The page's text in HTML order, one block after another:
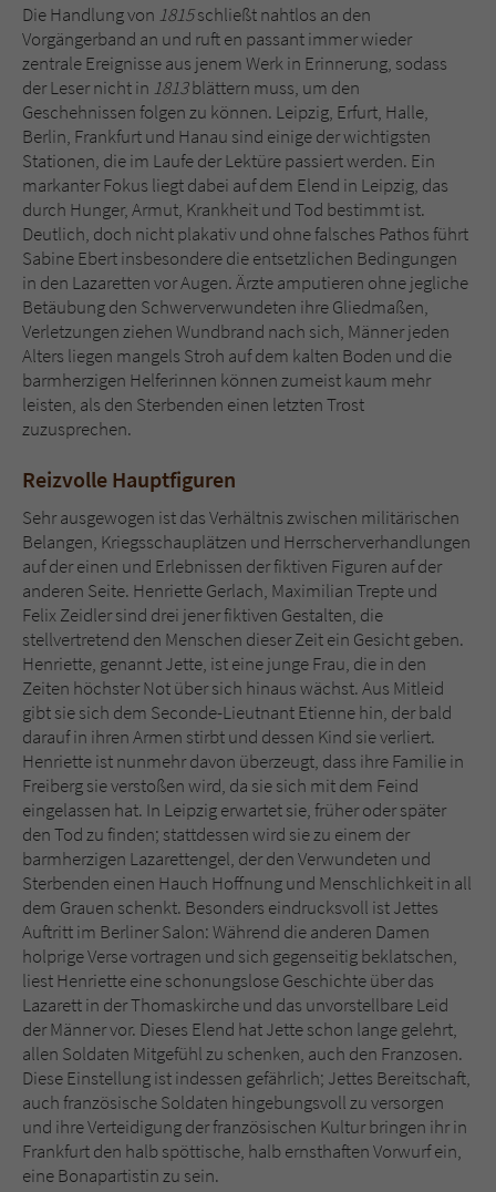
Die Handlung von 1815schließt nahtlos an den
Vorgängerband an und ruft en passant immer wieder
zentrale Ereignisse aus jenem Werk in Erinnerung, sodass
der Leser nicht in 1813blättern muss, um den
Geschehnissen folgen zu können. Leipzig, Erfurt, Halle,
Berlin, Frankfurt und Hanau sind einige der wichtigsten
Stationen, die im Laufe der Lektüre passiert werden. Ein
markanter Fokus liegt dabei auf dem Elend in Leipzig, das
durch Hunger, Armut, Krankheit und Tod bestimmt ist.
Deutlich, doch nicht plakativ und ohne falsches Pathos führt
Sabine Ebert insbesondere die entsetzlichen Bedingungen
in den Lazaretten vor Augen. Ärzte amputieren ohne jegliche
Betäubung den Schwerverwundeten ihre Gliedmaßen,
Verletzungen ziehen Wundbrand nach sich, Männer jeden
Alters liegen mangels Stroh auf dem kalten Boden und die
barmherzigen Helferinnen können zumeist kaum mehr
leisten, als den Sterbenden einen letzten Trost
zuzusprechen.
Reizvolle Hauptfiguren
Sehr ausgewogen ist das Verhältnis zwischen militärischen
Belangen, Kriegsschauplätzen und Herrscherverhandlungen
auf der einen und Erlebnissen der fiktiven Figuren auf der
anderen Seite. Henriette Gerlach, Maximilian Trepte und
Felix Zeidler sind drei jener fiktiven Gestalten, die
stellvertretend den Menschen dieser Zeit ein Gesicht geben.
Henriette, genannt Jette, ist eine junge Frau, die in den
Zeiten höchster Not über sich hinaus wächst. Aus Mitleid
gibt sie sich dem Seconde-Lieutnant Etienne hin, der bald
darauf in ihren Armen stirbt und dessen Kind sie verliert.
Henriette ist nunmehr davon überzeugt, dass ihre Familie in
Freiberg sie verstoßen wird, da sie sich mit dem Feind
eingelassen hat. In Leipzig erwartet sie, früher oder später
den Tod zu finden; stattdessen wird sie zu einem der
barmherzigen Lazarettengel, der den Verwundeten und
Sterbenden einen Hauch Hoffnung und Menschlichkeit in all
dem Grauen schenkt. Besonders eindrucksvoll ist Jettes
Auftritt im Berliner Salon: Während die anderen Damen
holprige Verse vortragen und sich gegenseitig beklatschen,
liest Henriette eine schonungslose Geschichte über das
Lazarett in der Thomaskirche und das unvorstellbare Leid
der Männer vor. Dieses Elend hat Jette schon lange gelehrt,
allen Soldaten Mitgefühl zu schenken, auch den Franzosen.
Diese Einstellung ist indessen gefährlich; Jettes Bereitschaft,
auch französische Soldaten hingebungsvoll zu versorgen
und ihre Verteidigung der französischen Kultur bringen ihr in
Frankfurt den halb spöttische, halb ernsthaften Vorwurf ein,
eine Bonapartistin zu sein.